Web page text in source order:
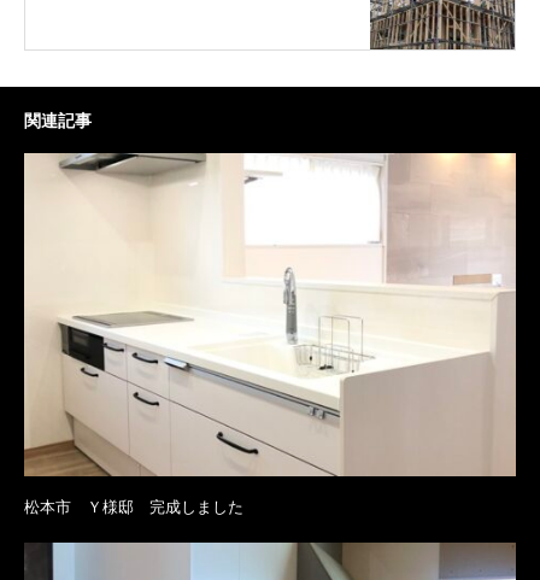
関連記事
松本市 Ｙ様邸 完成しました